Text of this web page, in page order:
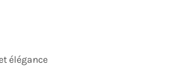
élégance